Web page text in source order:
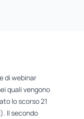
di webinar
quali vengono
lo scorso 21
). Il secondo